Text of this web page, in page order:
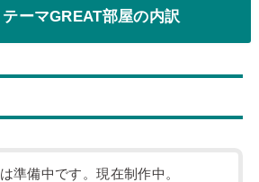
ーマGREAT部屋の内訳
準備中です。現在制作中。